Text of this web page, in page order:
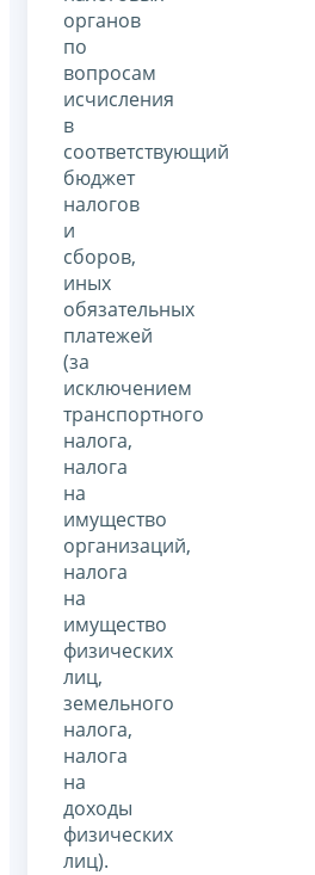
органов
по
вопросам
исчисления
в
соответствующий
бюджет
налогов
и
сборов,
иных
обязательных
платежей
(за
исключением
транспортного
налога,
налога
на
имущество
организаций,
налога
на
имущество
физических
лиц,
земельного
налога,
налога
на
доходы
физических
лиц).